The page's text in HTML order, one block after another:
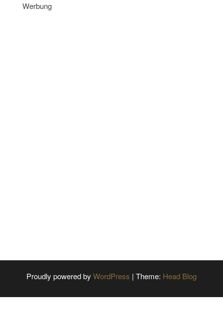
Werbung
Proudly powered by WordPress | Theme: Head Blog